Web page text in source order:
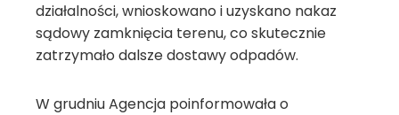
działalności, wnioskowano i uzyskano nakaz
sądowy zamknięcia terenu, co skutecznie
zatrzymało dalsze dostawy odpadów.
W grudniu Agencja poinformowała o